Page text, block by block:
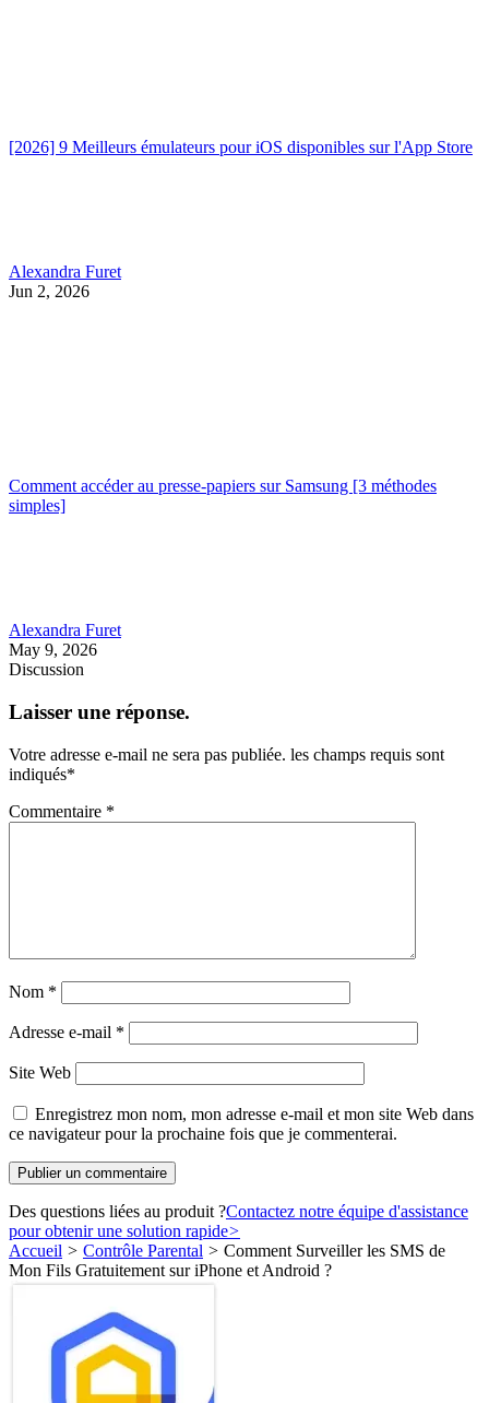
[2026] 9 Meilleurs émulateurs pour iOS disponibles sur l'App Store
Alexandra Furet
Jun 2, 2026
Comment accéder au presse-papiers sur Samsung [3 méthodes
simples]
Alexandra Furet
May 9, 2026
Discussion
Laisser une réponse.
Votre adresse e-mail ne sera pas publiée. les champs requis sont
indiqués*
Commentaire *
Nom *
Adresse e-mail *
Site Web
Enregistrez mon nom, mon adresse e-mail et mon site Web dans
ce navigateur pour la prochaine fois que je commenterai.
Des questions liées au produit ?Contactez notre équipe d'assistance
pour obtenir une solution rapide>
Accueil > Contrôle Parental > Comment Surveiller les SMS de
Mon Fils Gratuitement sur iPhone et Android ?